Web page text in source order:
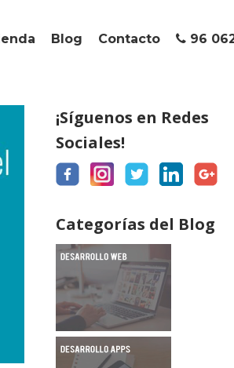
Blog Contacto 96
¡Síguenos en Redes
Sociales!
Categorías del Blog